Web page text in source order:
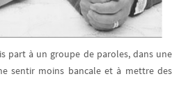
part à un groupe de paroles, dans une
sentir moins bancale et à mettre des